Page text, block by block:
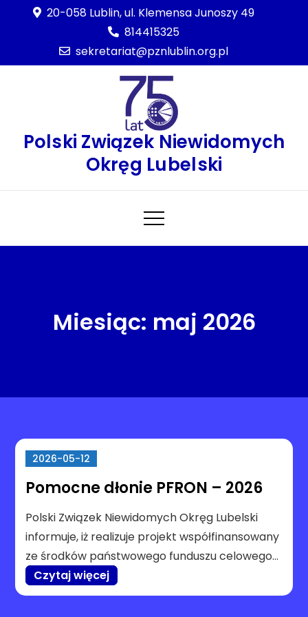
20-058 Lublin, ul. Klemensa Junoszy 49
814415325
sekretariat@pznlublin.org.pl
Polski Związek Niewidomych
Okręg Lubelski
Miesiąc: maj 2026
2026-05-12
Pomocne dłonie PFRON – 2026
Polski Związek Niewidomych Okręg Lubelski
informuje, iż realizuje projekt współfinansowany
ze środków państwowego funduszu celowego…
Czytaj więcej